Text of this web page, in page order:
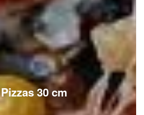
Pizzas 30 cm